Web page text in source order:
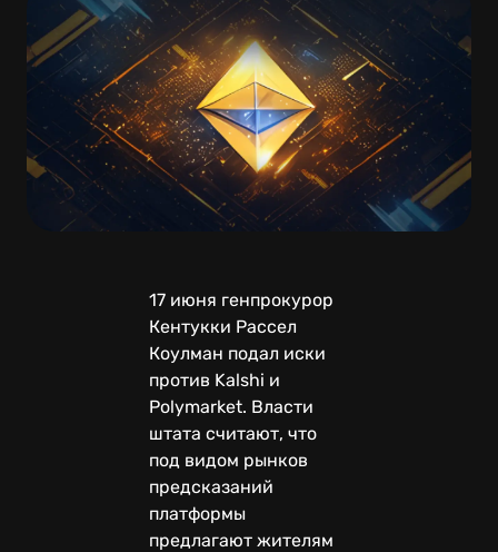
17 июня генпрокурор
Кентукки Рассел
Коулман подал иски
против Kalshi и
Polymarket. Власти
штата считают, что
под видом рынков
предсказаний
платформы
предлагают жителям